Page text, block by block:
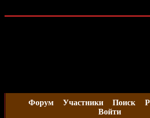
Форум Участники Поиск
Войти